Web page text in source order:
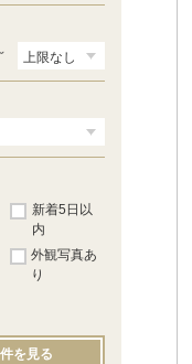
新着5日以
内
外観写真あ
り
を見る